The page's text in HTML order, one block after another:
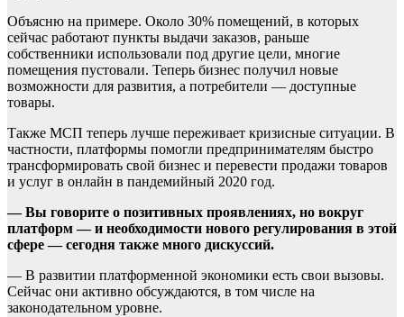
Объясню на примере. Около 30% помещений, в которых
сейчас работают пункты выдачи заказов, раньше
собственники использовали под другие цели, многие
помещения пустовали. Теперь бизнес получил новые
возможности для развития, а потребители — доступные
товары.
Также МСП теперь лучше переживает кризисные ситуации. В
частности, платформы помогли предпринимателям быстро
трансформировать свой бизнес и перевести продажи товаров
и услуг в онлайн в пандемийный 2020 год.
— Вы говорите о позитивных проявлениях, но вокруг
платформ — и необходимости нового регулирования в этой
сфере — сегодня также много дискуссий.
— В развитии платформенной экономики есть свои вызовы.
Сейчас они активно обсуждаются, в том числе на
законодательном уровне.